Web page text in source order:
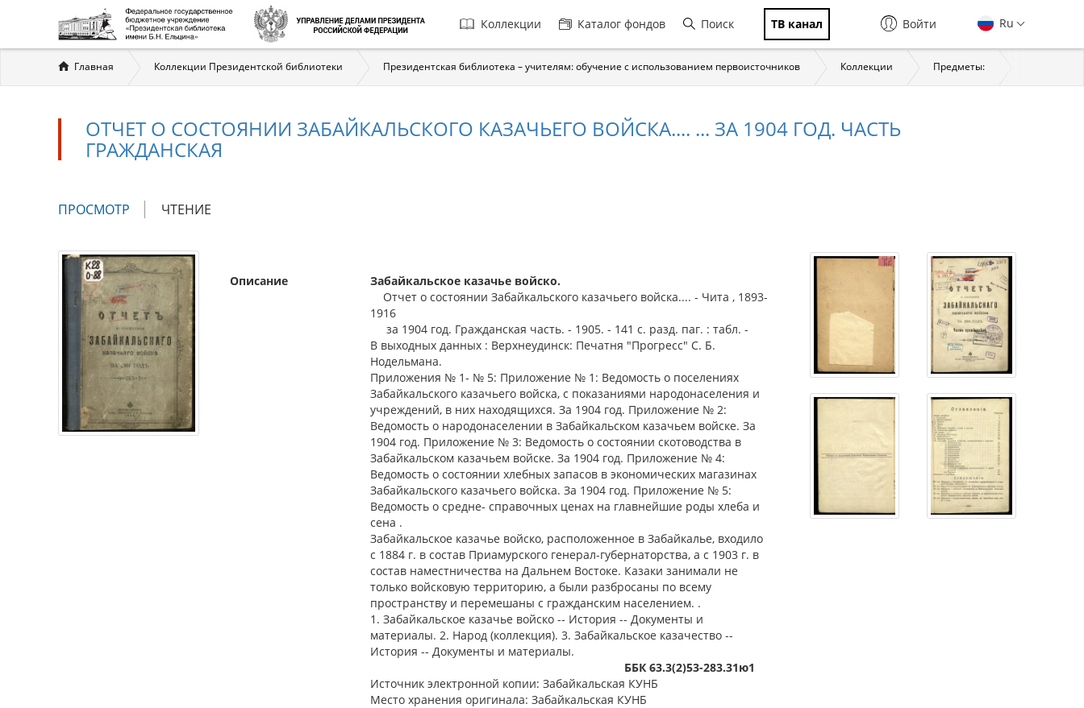
Главная
навигация
Коллекции Каталог фондов Поиск ТВ канал Ru
Войти
Вы
здесь
Главная Коллекции Президентской библиотеки Президентская библиотека – учителям: обучение с использованием первоисточников Коллекции Предметы:
ОТЧЕТ О СОСТОЯНИИ ЗАБАЙКАЛЬСКОГО КАЗАЧЬЕГО ВОЙСКА.... ... ЗА 1904 ГОД. ЧАСТЬ
ГРАЖДАНСКАЯ
Главные
ПРОСМОТР (АКТИВНАЯ
ЧТЕНИЕ
Описание
Забайкальское казачье войско.
Отчет о состоянии Забайкальского казачьего войска.... - Чита , 1893-
1916
за 1904 год. Гражданская часть. - 1905. - 141 с. разд. паг. : табл. -
В выходных данных : Верхнеудинск: Печатня "Прогресс" С. Б.
Нодельмана.
Приложения № 1- № 5: Приложение № 1: Ведомость о поселениях
Забайкальского казачьего войска, с показаниями народонаселения и
учреждений, в них находящихся. За 1904 год. Приложение № 2:
Ведомость о народонаселении в Забайкальском казачьем войске. За
1904 год. Приложение № 3: Ведомость о состоянии скотоводства в
Забайкальском казачьем войске. За 1904 год. Приложение № 4:
Ведомость о состоянии хлебных запасов в экономических магазинах
Забайкальского казачьего войска. За 1904 год. Приложение № 5:
Ведомость о средне- справочных ценах на главнейшие роды хлеба и
сена .
Забайкальское казачье войско, расположенное в Забайкалье, входило
с 1884 г. в состав Приамурского генерал-губернаторства, а с 1903 г. в
состав наместничества на Дальнем Востоке. Казаки занимали не
только войсковую территорию, а были разбросаны по всему
пространству и перемешаны с гражданским населением. .
1. Забайкальское казачье войско -- История -- Документы и
материалы. 2. Народ (коллекция). 3. Забайкальское казачество --
История -- Документы и материалы.
ББК 63.3(2)53-283.31ю1
Источник электронной копии: Забайкальская КУНБ
Место хранения оригинала: Забайкальская КУНБ